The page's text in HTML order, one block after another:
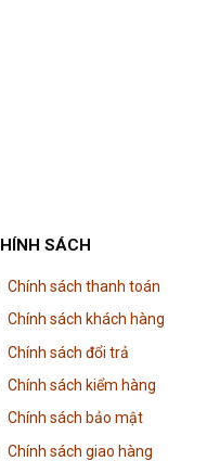
SÁCH
Chính sách thanh toán
Chính sách khách hàng
Chính sách đổi trả
Chính sách kiểm hàng
Chính sách bảo mật
Chính sách giao hàng